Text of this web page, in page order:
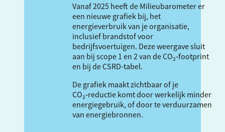
Vanaf 2025 heeft de Milieubarometer er
een nieuwe grafiek bij, het
energieverbruik van je organisatie,
inclusief brandstof voor
bedrijfsvoertuigen. Deze weergave sluit
aan bij scope 1 en 2 van de CO₂‑footprint
en bij deCSRD-tabel.
De grafiek maakt zichtbaar of je
CO₂‑reductie komt door werkelijk minder
energiegebruik, of door te verduurzamen
van energiebronnen.